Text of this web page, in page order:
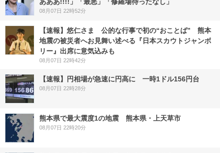
08月07日 22時52分
【速報】悠仁さま 公的な行事で初の“おことば” 熊本
地震の被災者へお見舞い述べる『日本スカウトジャンボ
リー』出席に意気込みも
08月07日 22時42分
【速報】円相場が急速に円高に 一時1ドル156円台
08月07日 22時28分
熊本県で最大震度1の地震 熊本県・上天草市
08月07日 22時20分